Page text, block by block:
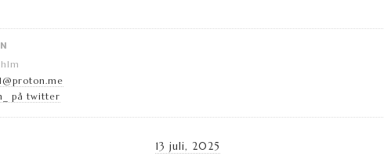
på twitter
13 juli, 2025